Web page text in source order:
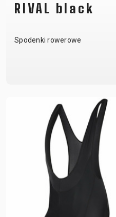
RIVAL black
Spodenki rowerowe